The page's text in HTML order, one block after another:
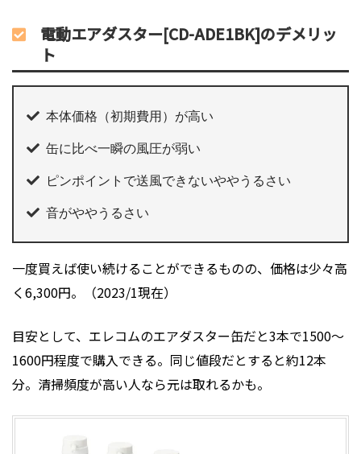
電動エアダスター[CD-ADE1BK]のデメリッ
ト
本体価格（初期費用）が高い
缶に比べ一瞬の風圧が弱い
ピンポイントで送風できないややうるさい
音がややうるさい
一度買えば使い続けることができるものの、価格は少々高
く6,300円。（2023/1現在）
目安として、エレコムのエアダスター缶だと3本で1500～
1600円程度で購入できる。同じ値段だとすると約12本
分。清掃頻度が高い人なら元は取れるかも。